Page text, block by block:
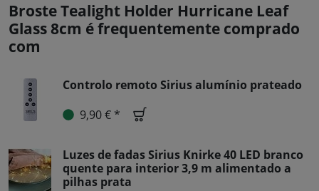
Broste Tealight Holder Hurricane Leaf
Glass 8cm é frequentemente comprado
com
Controlo remoto Sirius alumínio prateado
9,90 € *
Luzes de fadas Sirius Knirke 40 LED branco
quente para interior 3,9 m alimentado a
pilhas prata